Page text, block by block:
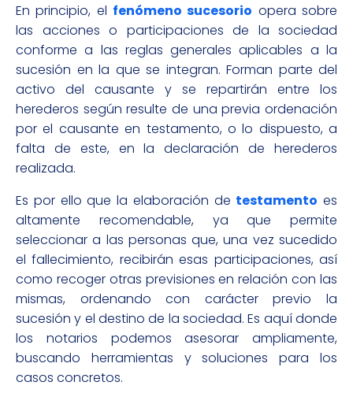
En principio, el fenómeno sucesorio opera sobre
las acciones o participaciones de la sociedad
conforme a las reglas generales aplicables a la
sucesión en la que se integran. Forman parte del
activo del causante y se repartirán entre los
herederos según resulte de una previa ordenación
por el causante en testamento, o lo dispuesto, a
falta de este, en la declaración de herederos
realizada.
Es por ello que la elaboración de testamento es
altamente recomendable, ya que permite
seleccionar a las personas que, una vez sucedido
el fallecimiento, recibirán esas participaciones, así
como recoger otras previsiones en relación con las
mismas, ordenando con carácter previo la
sucesión y el destino de la sociedad. Es aquí donde
los notarios podemos asesorar ampliamente,
buscando herramientas y soluciones para los
casos concretos.